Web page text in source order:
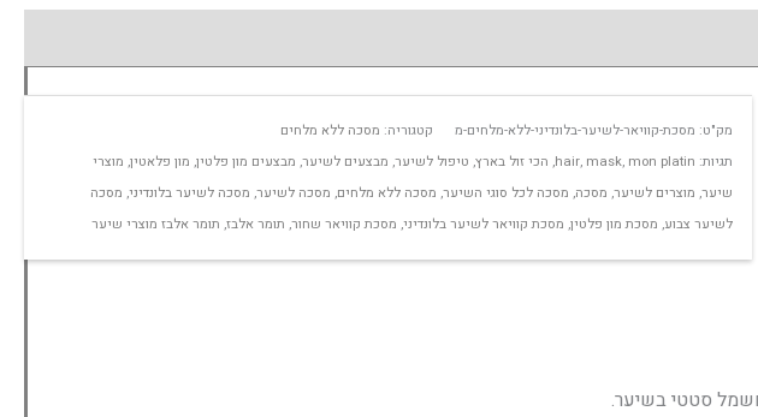
מק"ט: מסכת-קוויאר-לשיער-בלונדיני-ללא-מלחים-מ קטגוריה: מסכה ללא מלחים
תגיות:
hair, mask, mon platin
, הכי זול בארץ, טיפול לשיער, מבצעים לשיער, מבצעים מון פלטין, מון פלאטין, מוצרי
שיער, מוצרים לשיער, מסכה, מסכה לכל סוגי השיער, מסכה ללא מלחים, מסכה לשיער, מסכה לשיער בלונדיני, מסכה
לשיער צבוע, מסכת מון פלטין, מסכת קוויאר לשיער בלונדיני, מסכת קוויאר שחור, תומר אלבז, תומר אלבז מוצרי שיער